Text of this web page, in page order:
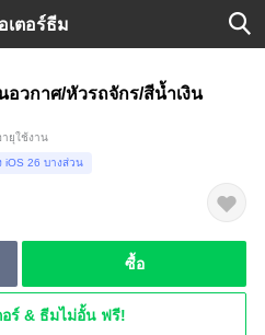
เตอร์ธีม
อวกาศ/หัวรถจักร/สีน้ำเงิน
ยุใช้งาน
iOS 26 บางส่วน
ซื้อ
อร์ & ธีมไม่อั้น ฟรี!